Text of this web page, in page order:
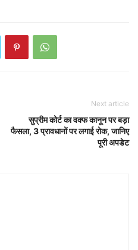
Next article
सुप्रीम कोर्ट का वक्फ कानून पर बड़ा
फैसला, 3 प्रावधानों पर लगाई रोक, जानिए
पूरी अपडेट